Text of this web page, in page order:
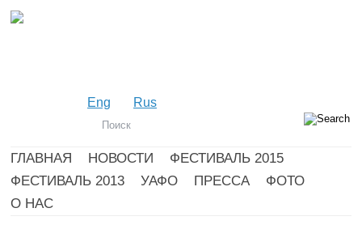
Eng Rus
ГЛАВНАЯ НОВОСТИ
ФЕСТИВАЛЬ 2015
ФЕСТИВАЛЬ 2013
УАФО ПРЕССА
ФОТО
О НАС